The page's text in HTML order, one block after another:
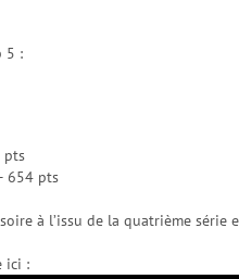
5 :
pts
654 pts
à l’issu de la quatrième série
ici :